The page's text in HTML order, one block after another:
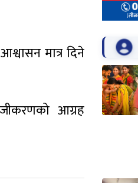
मात्र दिने
आग्रह